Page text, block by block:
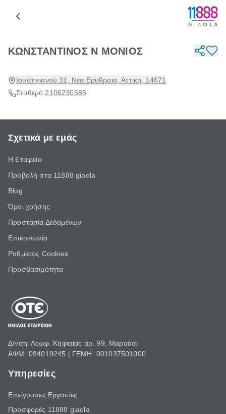
ΚΩΝΣΤΑΝΤΙΝΟΣ Ν ΜΟΝΙΟΣ
Ιουστινιανού 31, Νεα Ερυθραια, Αττικη, 14671
Σταθερό:2106230685
Σχετικά με εμάς
Η Εταιρεία
Προβολή στο 11888 giaola
Blog
Όροι χρήσης
Προστασία Δεδομένων
Επικοινωνία
Ρυθμίσεις Cookies
Προσβασιμότητα
Δ/νση: Λεωφ. Κηφισίας αρ. 99, Μαρούσι
ΑΦΜ: 094019245 | ΓΕΜΗ: 001037501000
Υπηρεσίες
Επείγουσες Εργασίες
Προσφορές 11888 giaola